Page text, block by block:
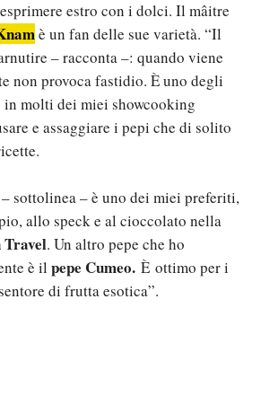
estro con i dolci. Il mâitre
è un fan delle sue varietà. “Il
– racconta –: quando viene
non provoca fastidio. È uno degli
in molti dei miei showcooking
e assaggiare i pepi che di solito
– sottolinea – è uno dei miei preferiti,
allo speck e al cioccolato nella
. Un altro pepe che ho
è il pepe Cumeo. È ottimo per i
di frutta esotica”.